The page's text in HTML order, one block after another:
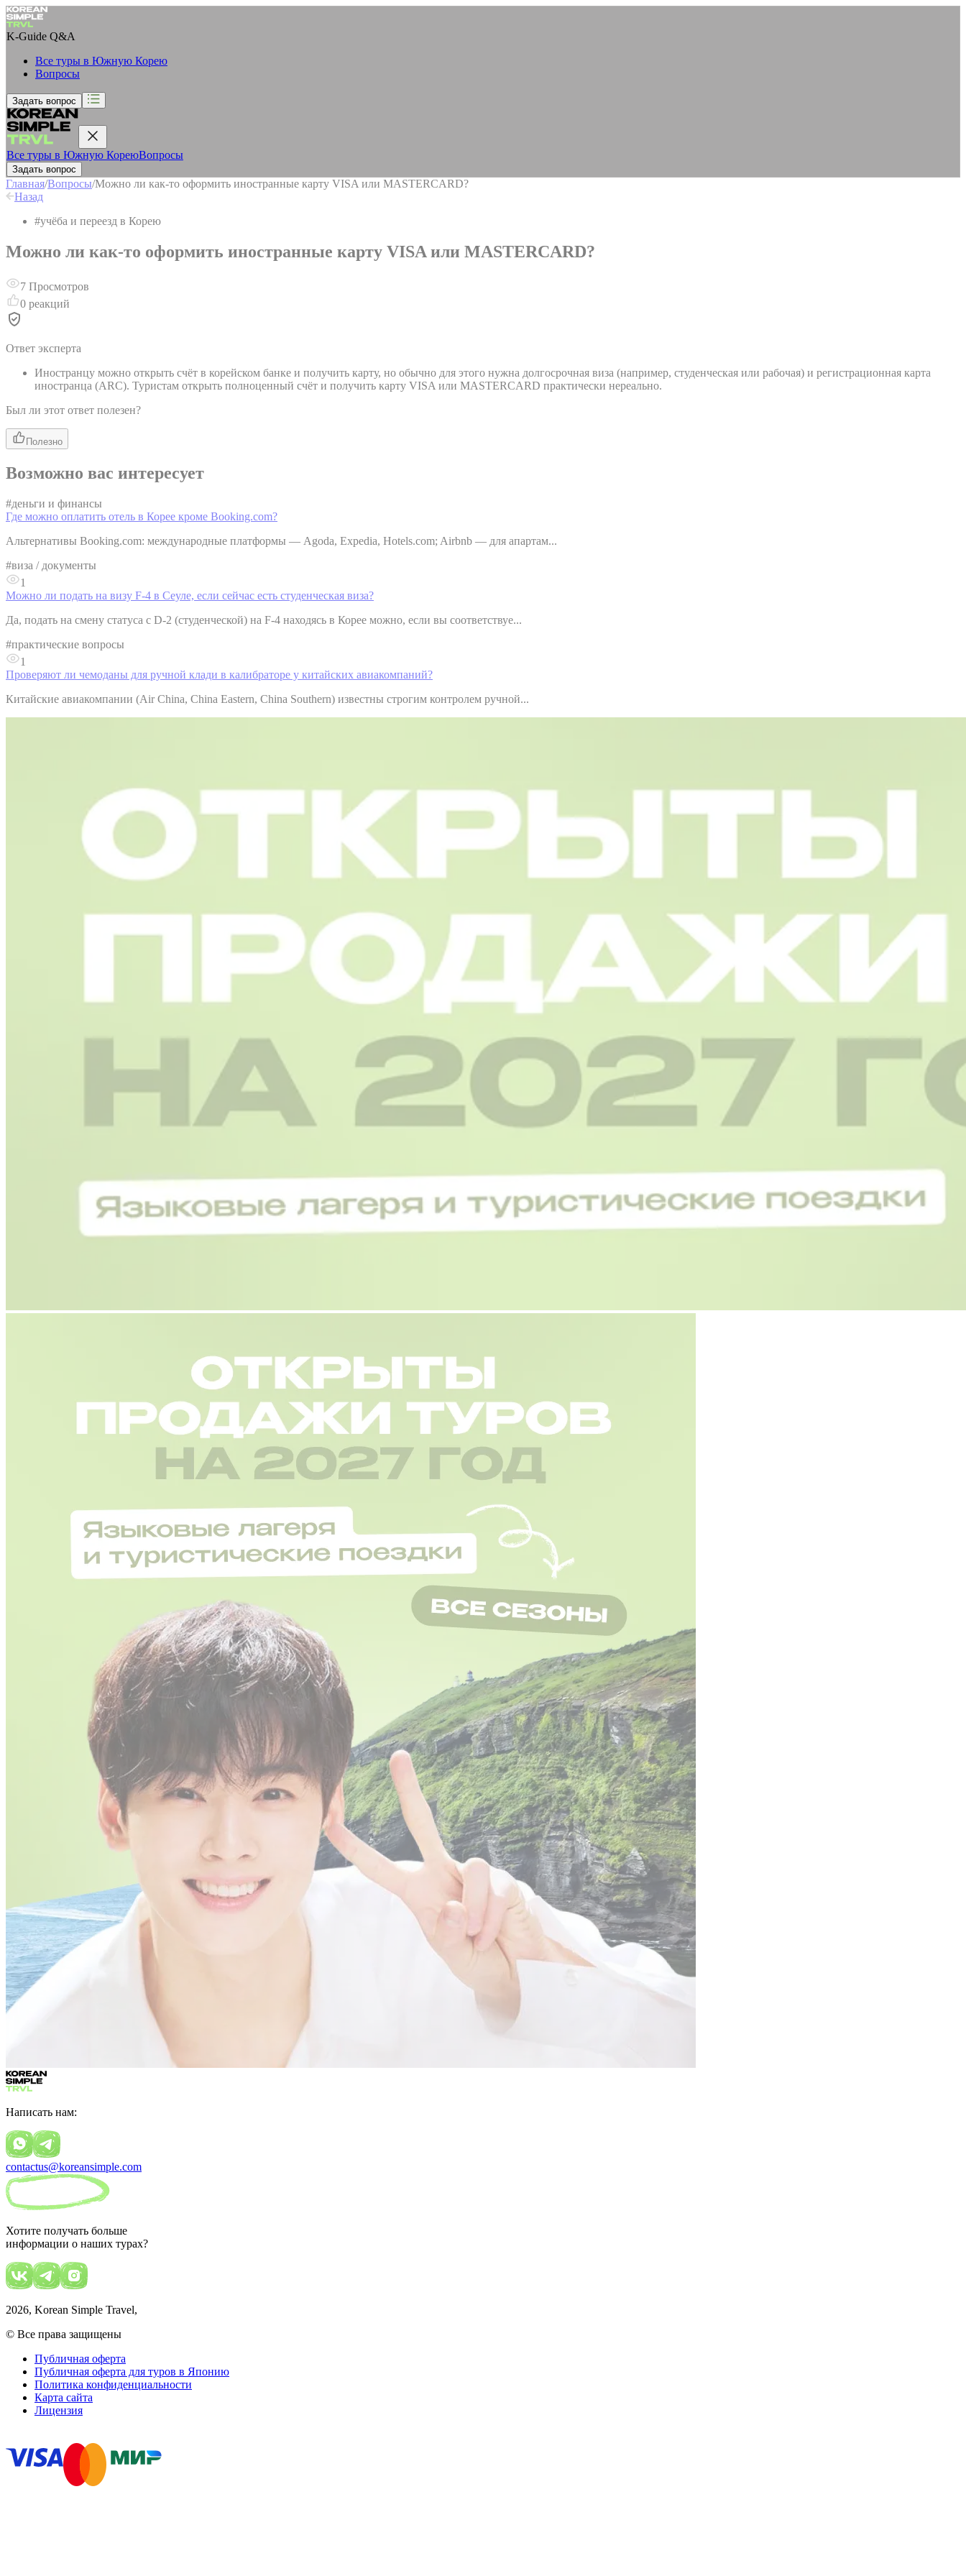
K-Guide Q&A
Все туры в Южную Корею
Вопросы
Задать вопрос
Все туры в Южную КореюВопросы
Задать вопрос
Главная/Вопросы/Можно ли как-то оформить иностранные карту VISA или MASTERCARD?
Назад
#учёба и переезд в Корею
Можно ли как-то оформить иностранные карту VISA или MASTERCARD?
7 Просмотров
0 реакций
Ответ эксперта
Иностранцу можно открыть счёт в корейском банке и получить карту, но обычно для этого нужна долгосрочная виза (например, студенческая или рабочая) и регистрационная карта
иностранца (ARC). Туристам открыть полноценный счёт и получить карту VISA или MASTERCARD практически нереально.
Был ли этот ответ полезен?
Полезно
Возможно вас интересует
#деньги и финансы
Где можно оплатить отель в Корее кроме Booking.com?
Альтернативы Booking.com: международные платформы — Agoda, Expedia, Hotels.com; Airbnb — для апартам...
#виза / документы
1
Можно ли подать на визу F-4 в Сеуле, если сейчас есть студенческая виза?
Да, подать на смену статуса с D-2 (студенческой) на F-4 находясь в Корее можно, если вы соответствуе...
#практические вопросы
1
Проверяют ли чемоданы для ручной клади в калибраторе у китайских авиакомпаний?
Китайские авиакомпании (Air China, China Eastern, China Southern) известны строгим контролем ручной...
Написать нам:
contactus@koreansimple.com
Хотите получать больше
информации о наших турах?
2026, Korean Simple Travel,
© Все права защищены
Публичная оферта
Публичная оферта для туров в Японию
Политика конфиденциальности
Карта сайта
Лицензия